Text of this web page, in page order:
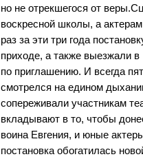
но не отрекшегося от
воскресной школы, а
раз за эти три года
приходе, а также выезжали в
по приглашению. И всегда
смотрелся на едином
сопереживали участникам
вкладывают в то, чтобы
воина Евгения, и юные
постановка обогатилась